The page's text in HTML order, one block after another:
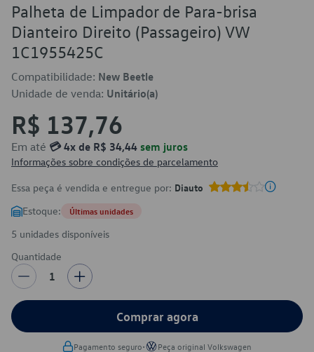
Palheta de Limpador de Para-brisa
Dianteiro Direito (Passageiro) VW
1C1955425C
Compatibilidade: New Beetle
Unidade de venda: Unitário(a)
R$ 137,76
Em até 💳 4x de R$ 34,44 sem juros
Informações sobre condições de parcelamento
Essa peça é vendida e entregue por: Diauto
Estoque: Últimas unidades
5 unidades disponíveis
Quantidade
1
Comprar agora
Pagamento seguro• Peça original Volkswagen